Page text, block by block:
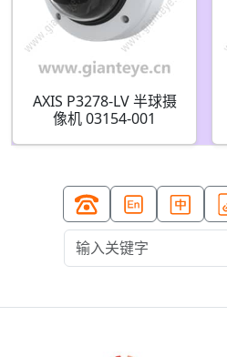
AXIS P3278-LV 半球摄
像机 03154-001